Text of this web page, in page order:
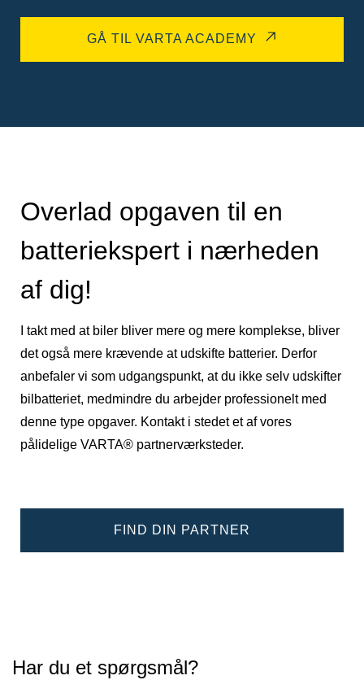
GÅ TIL VARTA ACADEMY
Overlad opgaven til en
batteriekspert i nærheden
af dig!
I takt med at biler bliver mere og mere komplekse, bliver
det også mere krævende at udskifte batterier. Derfor
anbefaler vi som udgangspunkt, at du ikke selv udskifter
bilbatteriet, medmindre du arbejder professionelt med
denne type opgaver. Kontakt i stedet et af vores
pålidelige VARTA® partnerværksteder.
FIND DIN PARTNER
Har du et spørgsmål?